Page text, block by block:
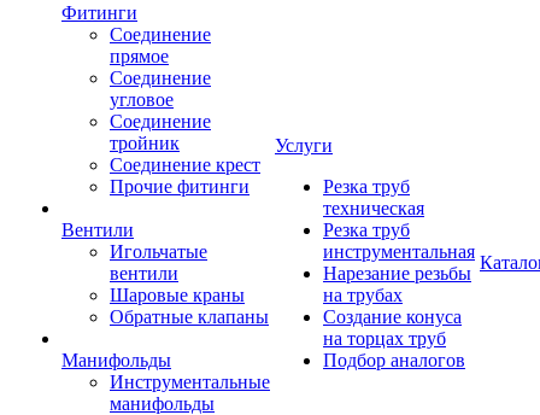
Фитинги
Соединение
прямое
Соединение
угловое
Соединение
тройник
Соединение крест
Прочие фитинги
Вентили
Игольчатые
вентили
Шаровые краны
Обратные клапаны
Манифольды
Инструментальные
манифольды
Услуги
Резка труб
техническая
Резка труб
инструментальная
Нарезание резьбы
на трубах
Создание конуса
на торцах труб
Подбор аналогов